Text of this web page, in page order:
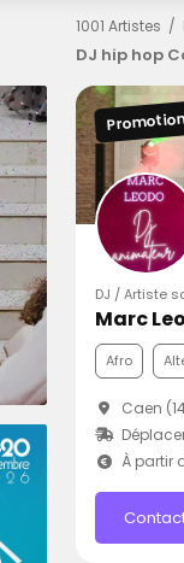
1001 Artistes
DJ hip hop
Promotion
DJ / Artiste
Marc
Afro
Caen
À partir